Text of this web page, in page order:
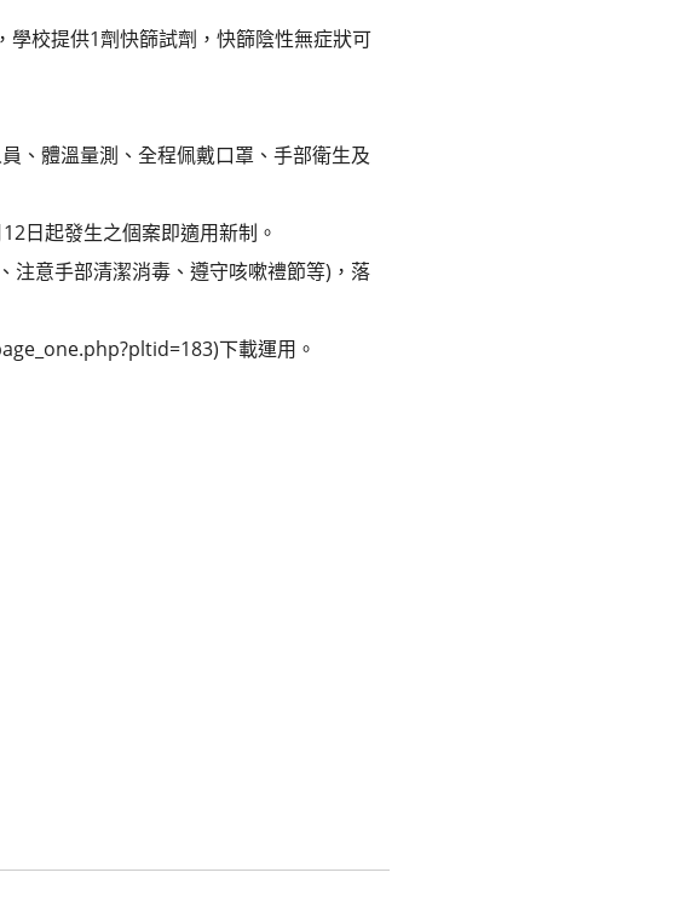
校提供1劑快篩試劑，快篩陰性無症狀可
、體溫量測、全程佩戴口罩、手部衛生及
日起發生之個案即適用新制。
注意手部清潔消毒、遵守咳嗽禮節等)，落
下載運用。